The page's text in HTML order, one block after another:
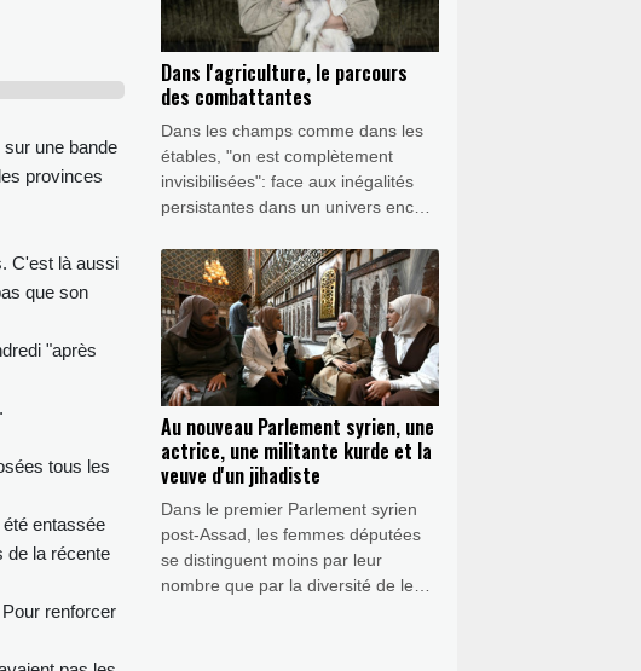
une bande
provinces
C'est là aussi
que son
"après
tous les
entassée
de la récente
renforcer
Dans l'agriculture, le parcours
des combattantes
Dans les champs comme dans les
étables, "on est complètement
invisibilisées": face aux inégalités
persistantes dans un univers encore
s'engagent pour défendre leur place
durement gagnée dans l'agriculture.
Au nouveau Parlement syrien, une
actrice, une militante kurde et la
veuve d'un jihadiste
Dans le premier Parlement syrien
post-Assad, les femmes députées
se distinguent moins par leur
nombre que par la diversité de leurs